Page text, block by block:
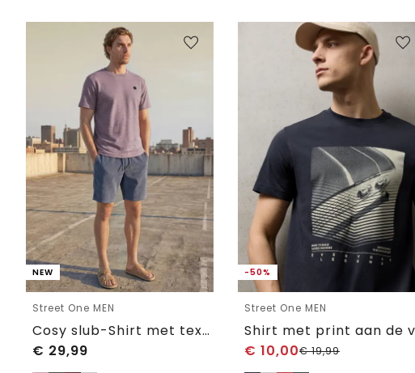
NEW
Street One MEN
Cosy slub-Shirt met textuur
€ 29,99
-50%
Street One MEN
€ 10,00€19,99